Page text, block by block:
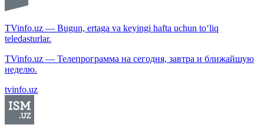
TVinfo.uz — Bugun, ertaga va keyingi hafta uchun to‘liq
teledasturlar.
TVinfo.uz — Телепрограмма на сегодня, завтра и ближайшую
неделю.
tvinfo.uz